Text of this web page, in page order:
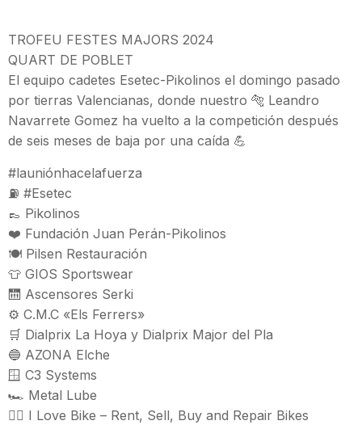
TROFEU FESTES MAJORS 2024
QUART DE POBLET
El equipo cadetes Esetec-Pikolinos el domingo pasado
por tierras Valencianas, donde nuestro 🐅 Leandro
Navarrete Gomez ha vuelto a la competición después
de seis meses de baja por una caída 💪
#launiónhacelafuerza
⛽ #Esetec
👞 Pikolinos
❤️ Fundación Juan Perán-Pikolinos
🍽️ Pilsen Restauración
👕 GIOS Sportswear
🛗 Ascensores Serki
⚙️ C.M.C «Els Ferrers»
🛒 Dialprix La Hoya y Dialprix Major del Pla
🔵 AZONA Elche
🪟 C3 Systems
🏎️ Metal Lube
🚴‍♀️ I Love Bike – Rent, Sell, Buy and Repair Bikes